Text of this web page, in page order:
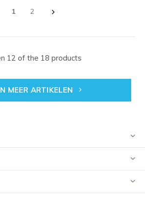
1 2
12 of the 18 products
MEER ARTIKELEN